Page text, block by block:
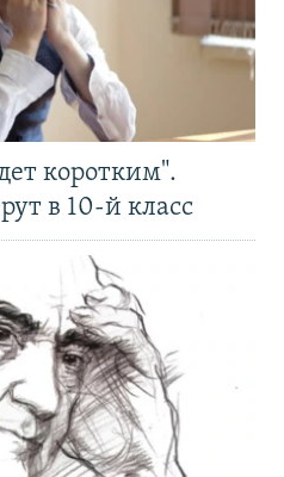
коротким".
в 10-й класс